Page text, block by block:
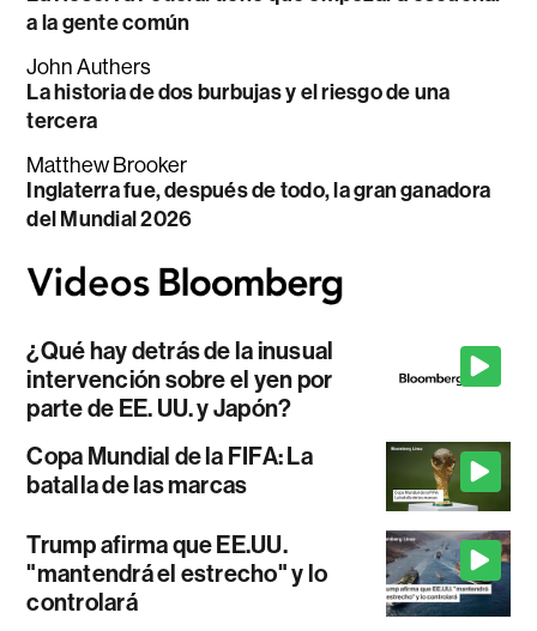
a la gente común
John Authers
La historia de dos burbujas y el riesgo de una
tercera
Matthew Brooker
Inglaterra fue, después de todo, la gran ganadora
del Mundial 2026
¿Qué hay detrás de la inusual
intervención sobre el yen por
parte de EE. UU. y Japón?
Copa Mundial de la FIFA: La
batalla de las marcas
Trump afirma que EE.UU.
"mantendrá el estrecho" y lo
controlará